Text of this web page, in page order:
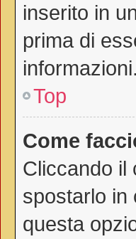
inserito in
prima di
informazioni.
Top
Come
Cliccando il
spostarlo in
questa